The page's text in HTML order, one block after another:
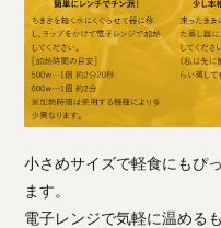
小さめサイズで軽食にもぴ
ます。
電子レンジで気軽に温める